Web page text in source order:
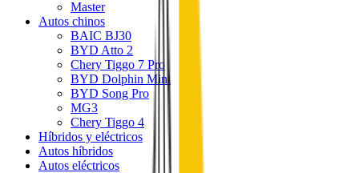
Master
Autos chinos
BAIC BJ30
BYD Atto 2
Chery Tiggo 7 Pro
BYD Dolphin Mini
BYD Song Pro
MG3
Chery Tiggo 4
Híbridos y eléctricos
Autos híbridos
Autos eléctricos